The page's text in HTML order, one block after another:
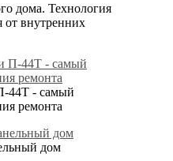
дома. Технология
от внутренних
44Т - самый
ремонта
дом